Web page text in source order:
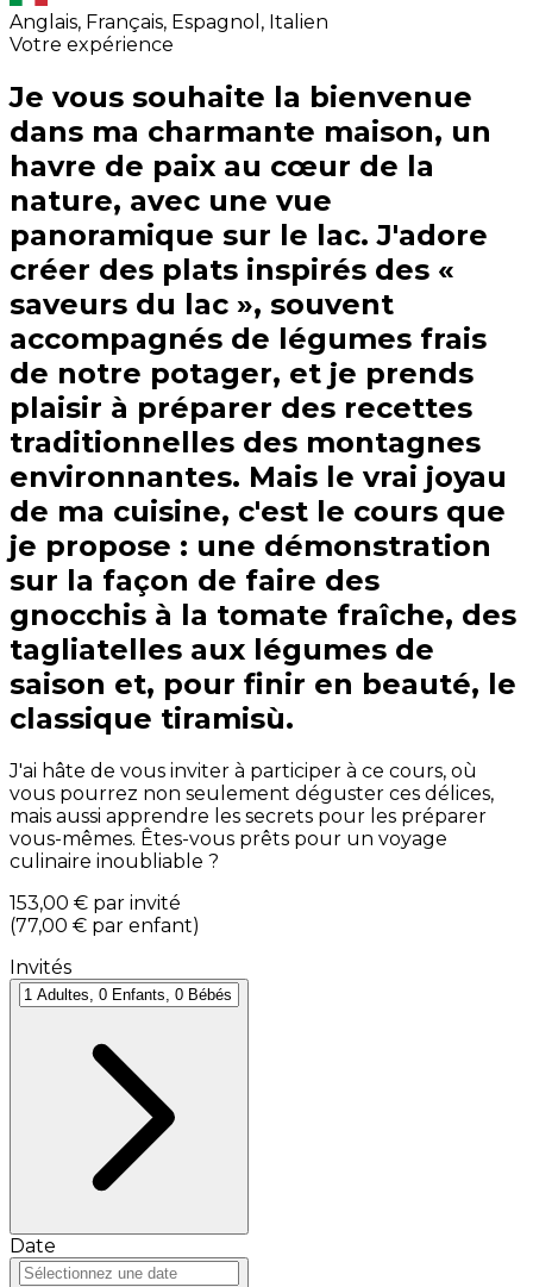
Anglais, Français, Espagnol, Italien
Votre expérience
Je vous souhaite la bienvenue
dans ma charmante maison, un
havre de paix au cœur de la
nature, avec une vue
panoramique sur le lac. J'adore
créer des plats inspirés des «
saveurs du lac », souvent
accompagnés de légumes frais
de notre potager, et je prends
plaisir à préparer des recettes
traditionnelles des montagnes
environnantes. Mais le vrai joyau
de ma cuisine, c'est le cours que
je propose : une démonstration
sur la façon de faire des
gnocchis à la tomate fraîche, des
tagliatelles aux légumes de
saison et, pour finir en beauté, le
classique tiramisù.
J'ai hâte de vous inviter à participer à ce cours, où
vous pourrez non seulement déguster ces délices,
mais aussi apprendre les secrets pour les préparer
vous-mêmes. Êtes-vous prêts pour un voyage
culinaire inoubliable ?
153,00 € par invité
(77,00 € par enfant)
Invités
Date